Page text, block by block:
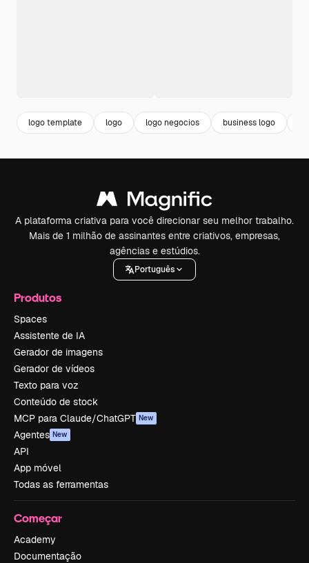
logo template logo logo negocios business logo
A plataforma criativa para você direcionar seu melhor trabalho.
Mais de 1 milhão de assinantes entre criativos, empresas,
agências e estúdios.
Português
Produtos
Spaces
Assistente de IA
Gerador de imagens
Gerador de vídeos
Texto para voz
Conteúdo de stock
MCP para Claude/ChatGPT New
Agentes New
API
App móvel
Todas as ferramentas
Começar
Academy
Documentação